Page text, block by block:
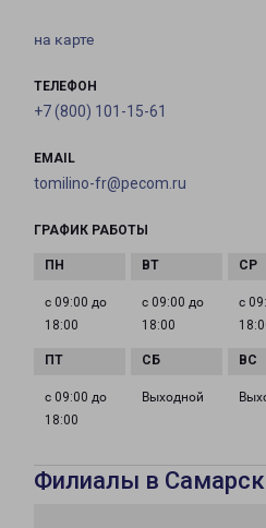
на карте
ТЕЛЕФОН
+7 (800) 101-15-61
EMAIL
tomilino-fr@pecom.ru
ГРАФИК РАБОТЫ
с 09:00 до
18:00
с 09:00 до
18:00
с
с 09:00 до
18:00
Выходной
Филиалы в